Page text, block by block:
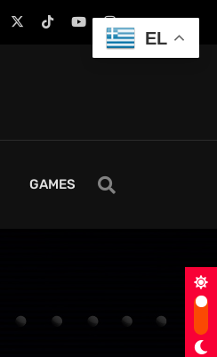
GAMES
EL